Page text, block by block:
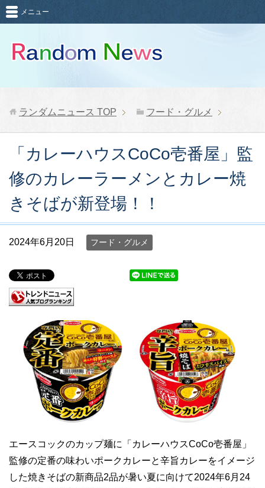
メニュー
ランダムニュース TOP フード・グルメ
「カレーハウスCoCo壱番屋」監
修のカレーラーメンとカレー焼
きそばが新登場！！
2024年6月20日 フード・グルメ
エースコックのカップ麺に「カレーハウスCoCo壱番屋」
監修の定番の味わいポークカレーと辛旨カレーをイメージ
した焼きそばの新商品2品が暑い夏に向けて2024年6月24